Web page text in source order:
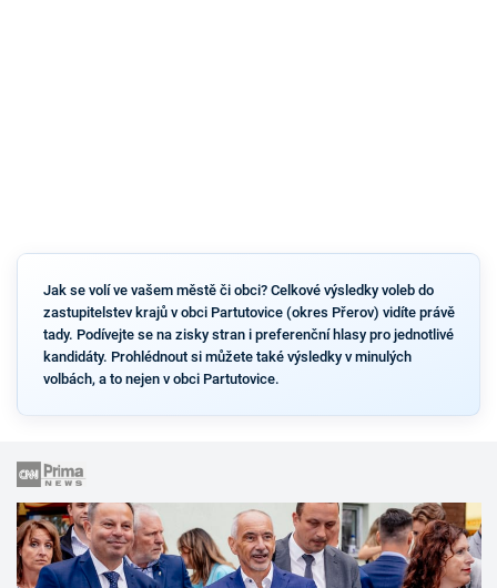
Jak se volí ve vašem městě či obci? Celkové výsledky voleb do
zastupitelstev krajů v obci Partutovice (okres Přerov) vidíte právě
tady. Podívejte se na zisky stran i preferenční hlasy pro jednotlivé
kandidáty. Prohlédnout si můžete také výsledky v minulých
volbách, a to nejen v obci Partutovice.